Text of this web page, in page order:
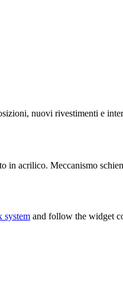
nuovi rivestimenti e
in acrilico. Meccanismo
system and follow the widget